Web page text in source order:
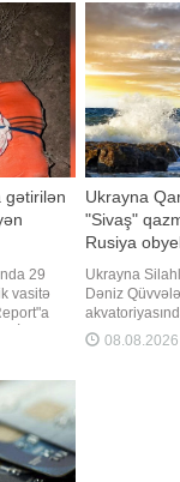
əsassız
yuxarı
artıqçəkilidir
piylənmədə
gətirilən
29
vasitə
olan
Ukrayna
"Sivaş"
Rusiya
çıxarıb
Ukrayna
Dəniz
kondensat
"Sivaş"
08.08.2026